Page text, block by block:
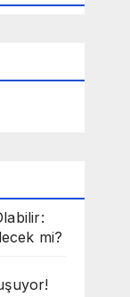
mi?